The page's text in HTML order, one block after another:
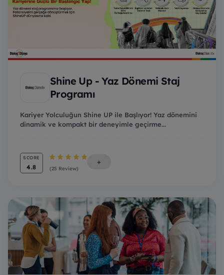
Shine Up - Yaz Dönemi Staj
Programı
Kariyer Yolculuğun Shine UP ile Başlıyor! Yaz dönemini
dinamik ve kompakt bir deneyimle geçirme...
SCORE
4.8 (25 Review)
+